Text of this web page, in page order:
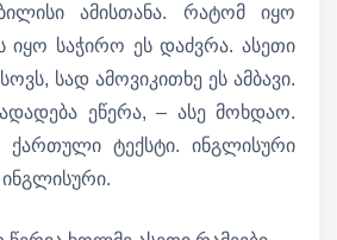
ამისთანა. რატომ იყო
იყო საჭირო ეს დაძვრა. ასეთი
სად ამოვიკითხე ეს ამბავი.
ეწერა, – ასე მოხდაო.
ტექსტი. ინგლისური